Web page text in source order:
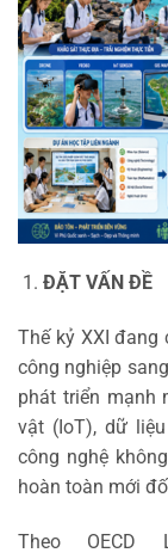
ĐẶT VẤN ĐỀ
Thế kỷ XXI đang
công nghiệp
phát triển mạnh
vật (IoT), dữ
công nghệ
hoàn toàn mới
Theo OECD